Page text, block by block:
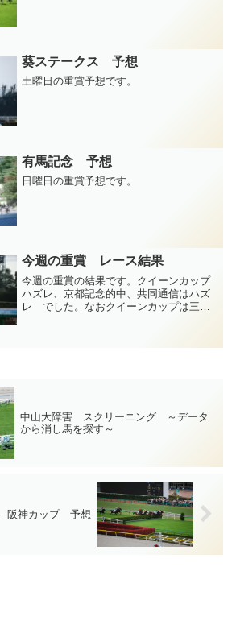
葵ステークス 予想
土曜日の重賞予想です。
有馬記念 予想
日曜日の重賞予想です。
今週の重賞 レース結果
今週の重賞の結果です。クイーンカップ
ハズレ、京都記念的中、共同通信はハズ
レ でした。なおクイーンカップは三連
中山大障害 スクリーニング ～データ
から消し馬を探す～
阪神カップ 予想